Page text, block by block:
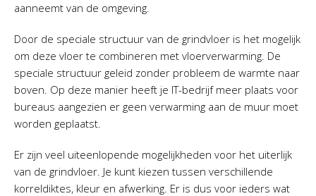
aanneemt van de omgeving.
Door de speciale structuur van de grindvloer is het mogelijk
om deze vloer te combineren met vloerverwarming. De
speciale structuur geleid zonder probleem de warmte naar
boven. Op deze manier heeft je IT-bedrijf meer plaats voor
bureaus aangezien er geen verwarming aan de muur moet
worden geplaatst.
Er zijn veel uiteenlopende mogelijkheden voor het uiterlijk
van de grindvloer. Je kunt kiezen tussen verschillende
korreldiktes, kleur en afwerking. Er is dus voor ieders wat